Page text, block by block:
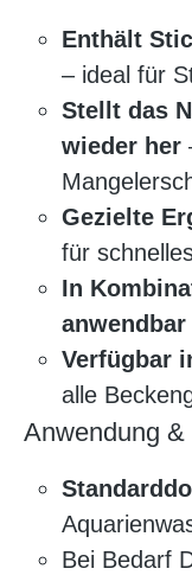
Enthält
– ideal für
Stellt das
wieder her
Gezielte
für
In
anwendbar
Verfügbar
alle
Anwendung &
Bei Bedarf